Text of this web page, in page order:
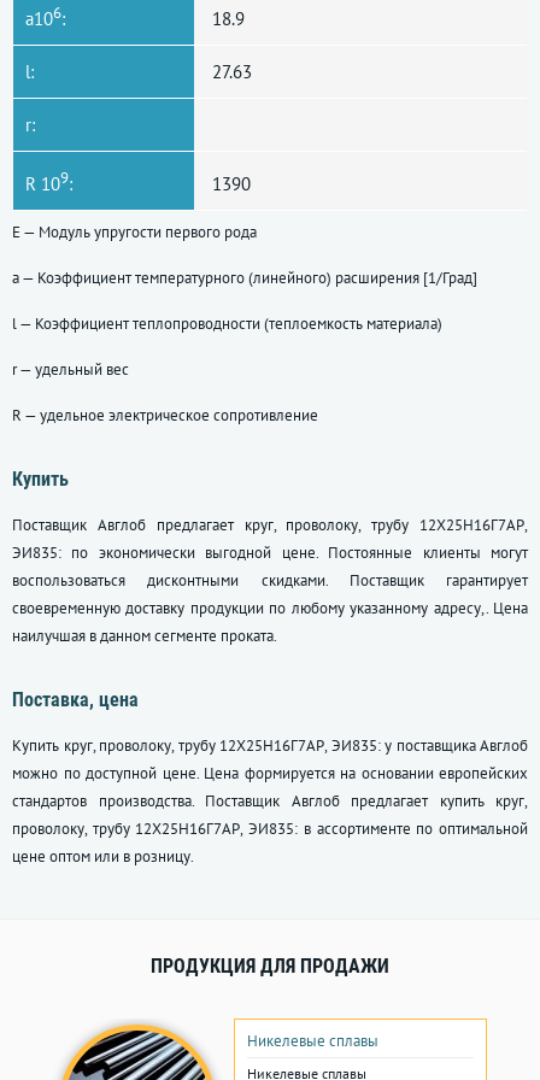
a106: 18.9
l: 27.63
r:
R 109: 1390
E — Модуль упругости первого рода
a — Коэффициент температурного (линейного) расширения [1/Град]
l — Коэффициент теплопроводности (теплоемкость материала)
r — удельный вес
R — удельное электрическое сопротивление
Купить
Поставщик Авглоб предлагает круг, проволоку, трубу 12Х25Н16Г7АР,
ЭИ835: по экономически выгодной цене. Постоянные клиенты могут
воспользоваться дисконтными скидками. Поставщик гарантирует
своевременную доставку продукции по любому указанному адресу,. Цена
наилучшая в данном сегменте проката.
Поставка, цена
Купить круг, проволоку, трубу 12Х25Н16Г7АР, ЭИ835: у поставщика Авглоб
можно по доступной цене. Цена формируется на основании европейских
стандартов производства. Поставщик Авглоб предлагает купить круг,
проволоку, трубу 12Х25Н16Г7АР, ЭИ835: в ассортименте по оптимальной
цене оптом или в розницу.
ПРОДУКЦИЯ ДЛЯ ПРОДАЖИ
Никелевые сплавы
Никелевые сплавы